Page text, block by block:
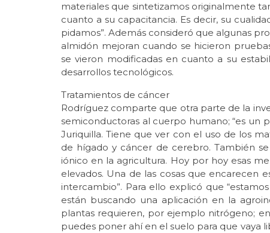
materiales que sintetizamos originalmente
cuanto a su capacitancia. Es decir, su
pidamos”. Además consideró que algunas
almidón mejoran cuando se hicieron
se vieron modificadas en cuanto a su
desarrollos tecnológicos.
Tratamientos de cáncer
Rodríguez comparte que otra parte de la
semiconductoras al cuerpo humano; “es un
Juriquilla. Tiene que ver con el uso de los
de hígado y cáncer de cerebro. También
iónico en la agricultura. Hoy por hoy esas
elevados. Una de las cosas que encarecen
intercambio”. Para ello explicó que
están buscando una aplicación en la
plantas requieren, por ejemplo nitrógeno;
puedes poner ahí en el suelo para que vaya